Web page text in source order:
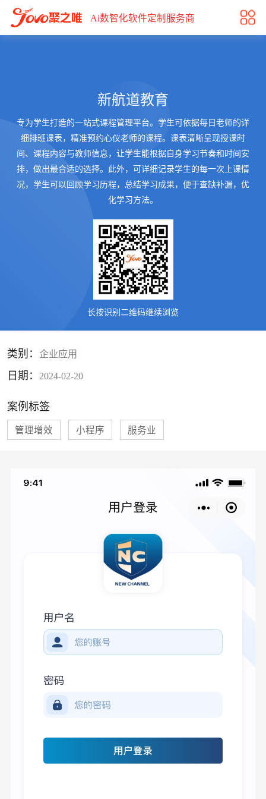
新航道教育
Ai数智化软件定制服务商
新航道教育
专为学生打造的一站式课程管理平台。学生可依据每日老师的详
细排班课表，精准预约心仪老师的课程。课表清晰呈现授课时
间、课程内容与教师信息，让学生能根据自身学习节奏和时间安
排，做出最合适的选择。此外，可详细记录学生的每一次上课情
况，学生可以回顾学习历程，总结学习成果，便于查缺补漏，优
化学习方法。
长按识别二维码继续浏览
类别： 企业应用
日期： 2024-02-20
案例标签
管理增效 小程序 服务业